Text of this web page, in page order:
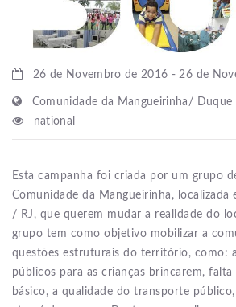
26 de Novembro de 2016 - 26 de
Comunidade da Mangueirinha/ Duque
national
Esta campanha foi criada por um grupo
Comunidade da Mangueirinha, localizada
/ RJ, que querem mudar a realidade do
grupo tem como objetivo mobilizar a
questões estruturais do território, como:
públicos para as crianças brincarem, falta
básico, a qualidade do transporte